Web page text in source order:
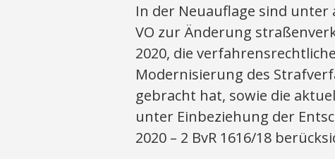
In der Neuauflage sind
VO zur Änderung
2020, die
Modernisierung des
gebracht hat, sowie die
unter Einbeziehung der
2020 – 2 BvR 1616/18